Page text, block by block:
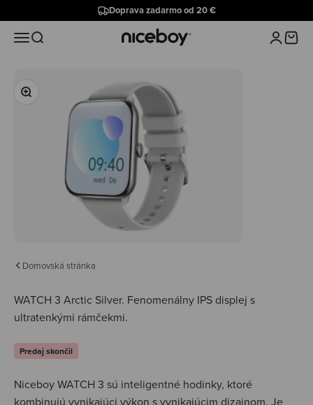
Doprava zadarmo od 20 €
MenuHľadať Niceboy Prihlásiť
Košík
Priblížiť
Domovská stránka
WATCH 3 Arctic Silver. Fenomenálny IPS displej s
ultratenkými rámčekmi.
Predaj skončil
Niceboy WATCH 3 sú inteligentné hodinky, ktoré
kombinujú vynikajúci výkon s vynikajúcim dizajnom. Je